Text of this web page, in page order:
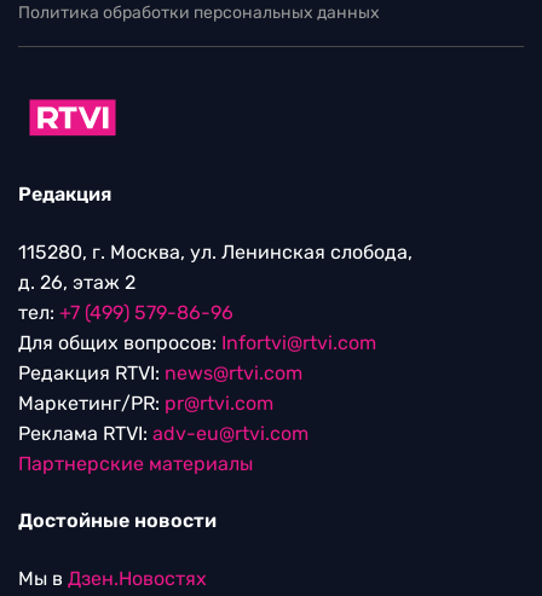
Политика обработки персональных данных
Редакция
115280, г. Москва, ул. Ленинская слобода,
д. 26, этаж 2
тел: +7 (499) 579-86-96
Для общих вопросов: Infortvi@rtvi.com
Редакция RTVI: news@rtvi.com
Маркетинг/PR: pr@rtvi.com
Реклама RTVI: adv-eu@rtvi.com
Партнерские материалы
Достойные новости
Мы в Дзен.Новостях